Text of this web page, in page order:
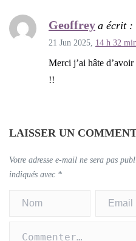
Geoffrey a écrit :
21 Jun 2025, 14 h 32 min
Merci j’ai hâte
!!
LAISSER UN
Votre adresse e-mail ne sera pas
indiqués avec *